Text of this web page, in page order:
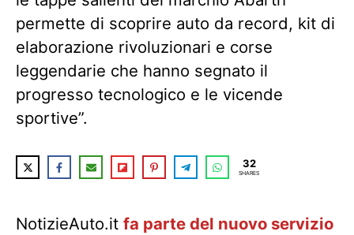
permette di scoprire auto da record, kit di
elaborazione rivoluzionari e corse
leggendarie che hanno segnato il
progresso tecnologico e le vicende
sportive”.
32
SHARES
NotizieAuto.it fa parte del nuovo servizio